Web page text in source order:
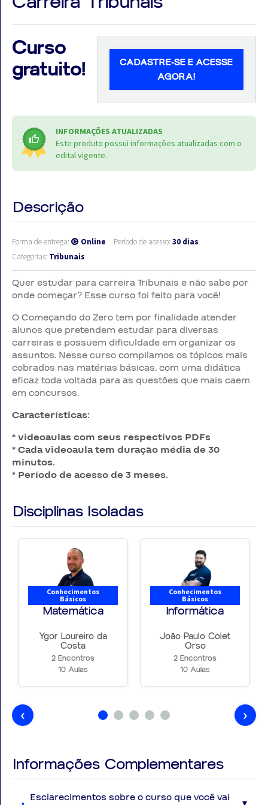
Aprovados
Aulas
VIVO
Curso
gratuito!
CADASTRE-SE E ACESSE
AGORA!
INFORMAÇÕES ATUALIZADAS
Este produto possui informações atualizadas com o
edital vigente.
Descrição
Forma de entrega: Online Período de acesso: 30 dias
Categorias: Tribunais
Quer estudar para carreira Tribunais e não sabe por
onde começar? Esse curso foi feito para você!
O Começando do Zero tem por finalidade atender
alunos que pretendem estudar para diversas
carreiras e possuem dificuldade em organizar os
assuntos. Nesse curso compilamos os tópicos mais
cobrados nas matérias básicas, com uma didática
eficaz toda voltada para as questões que mais caem
em concursos.
Características:
* videoaulas com seus respectivos PDFs
* Cada videoaula tem duração média de 30
minutos.
* Período de acesso de 3 meses.
Disciplinas Isoladas
Conhecimentos
Básicos
Matemática
Ygor Loureiro da
Costa
2 Encontros
10 Aulas
Conhecimentos
Básicos
Informática
João Paulo Colet
Orso
2 Encontros
10 Aulas
‹ ›
Informações Complementares
Esclarecimentos sobre o curso que você vai